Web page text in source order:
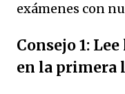
exámenes con
Consejo 1:
en la primera